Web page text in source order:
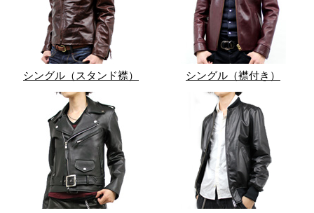
シングル（スタンド襟） シングル（襟付き）